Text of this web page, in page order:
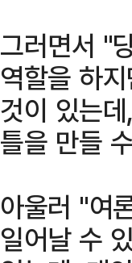
그러면서 "
역할을 하
것이 있는
틀을 만들
아울러 "여
일어날 수